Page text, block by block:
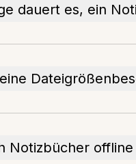
dauert es, ein
Notizbücher